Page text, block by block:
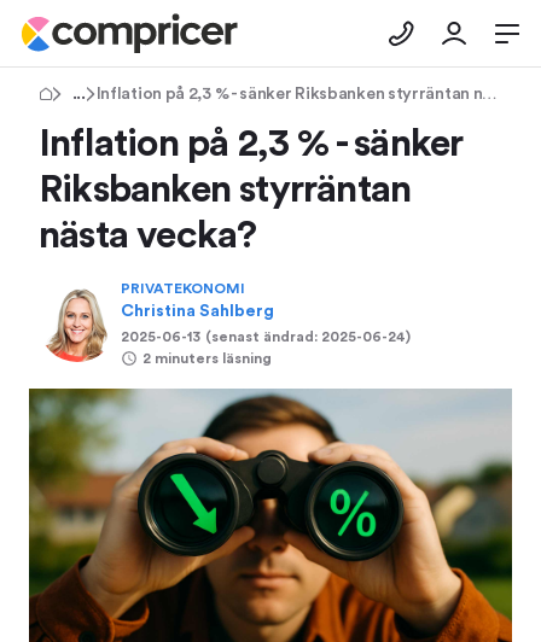
Tips & Råd Inflation på 2,3 % - sänker Riksbanken styrräntan nästa vecka?
Inflation på 2,3 % - sänker
Riksbanken styrräntan
nästa vecka?
PRIVATEKONOMI
Christina Sahlberg
2025-06-13 (senast ändrad: 2025-06-24)
2 minuters läsning